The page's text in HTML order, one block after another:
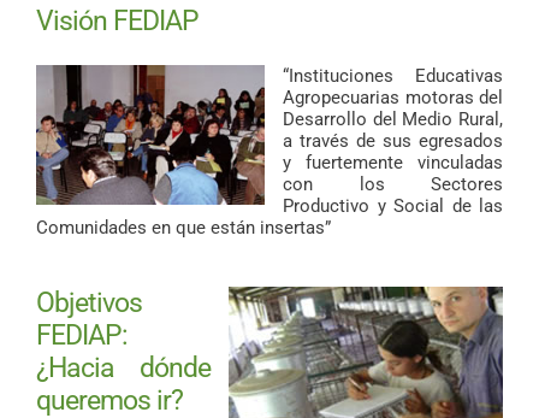
Visión FEDIAP
“Instituciones Educativas
Agropecuarias motoras del
Desarrollo del Medio Rural,
a través de sus egresados
y fuertemente vinculadas
con los Sectores
Productivo y Social de las
Comunidades en que están insertas”
Objetivos
FEDIAP:
¿Hacia dónde
queremos ir?